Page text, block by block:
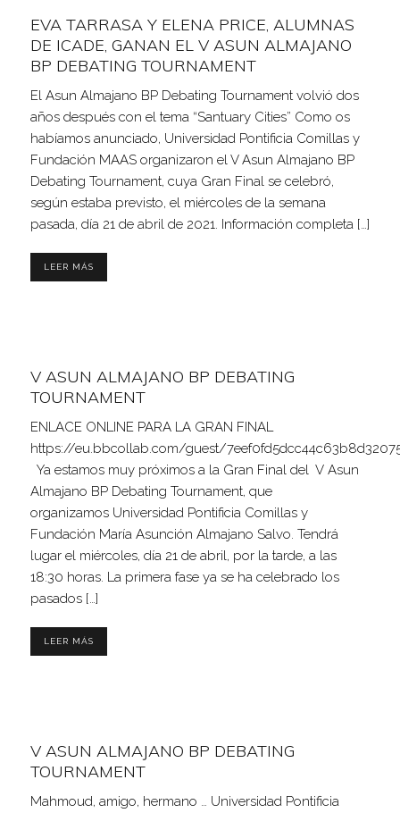
EVA TARRASA Y ELENA PRICE, ALUMNAS
DE ICADE, GANAN EL V ASUN ALMAJANO
BP DEBATING TOURNAMENT
El Asun Almajano BP Debating Tournament volvió dos
años después con el tema “Santuary Cities” Como os
habíamos anunciado, Universidad Pontificia Comillas y
Fundación MAAS organizaron el V Asun Almajano BP
Debating Tournament, cuya Gran Final se celebró,
según estaba previsto, el miércoles de la semana
pasada, día 21 de abril de 2021. Información completa […]
LEER MÁS
V ASUN ALMAJANO BP DEBATING
TOURNAMENT
ENLACE ONLINE PARA LA GRAN FINAL
https://eu.bbcollab.com/guest/
Ya estamos muy próximos a la Gran Final del V Asun
Almajano BP Debating Tournament, que
organizamos Universidad Pontificia Comillas y
Fundación María Asunción Almajano Salvo. Tendrá
lugar el miércoles, día 21 de abril, por la tarde, a las
18:30 horas. La primera fase ya se ha celebrado los
pasados […]
LEER MÁS
V ASUN ALMAJANO BP DEBATING
TOURNAMENT
Mahmoud, amigo, hermano … Universidad Pontificia